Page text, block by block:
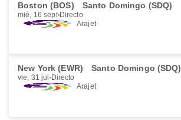
Boston (BOS) Santo Domingo (SDQ)
mié, 16 sept Directo
Arajet
New York (EWR) Santo Domingo (SDQ)
vie, 31 jul Directo
Arajet